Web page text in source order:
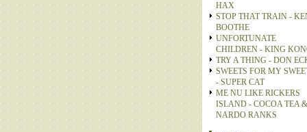
HAX
STOP THAT TRAIN -
BOOTHE
UNFORTUNATE
CHILDREN - KING
TRY A THING - DON
SWEETS FOR MY
- SUPER CAT
ME NU LIKE RICKERS
ISLAND - COCOA TEA &
NARDO RANKS